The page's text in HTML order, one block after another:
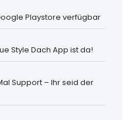
Playstore verfügbar
Style Dach App ist da!
Support – Ihr seid der